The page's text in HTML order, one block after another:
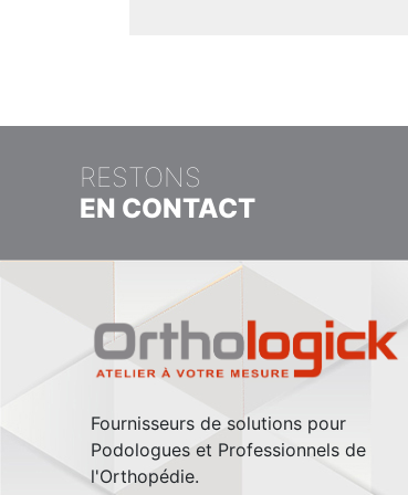
RESTONS
EN CONTACT
Fournisseurs de solutions pour
Podologues et Professionnels de
l'Orthopédie.